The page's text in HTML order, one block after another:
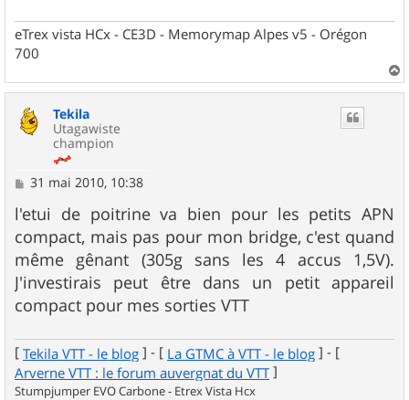
eTrex vista HCx - CE3D - Memorymap Alpes v5 - Orégon
700
a
Tekila
Utagawiste
champion
M
s
s
a
g
e
31 mai 2010, 10:38
l'etui de poitrine va bien pour les petits APN
compact, mais pas pour mon bridge, c'est quand
même gênant (305g sans les 4 accus 1,5V).
J'investirais peut être dans un petit appareil
compact pour mes sorties VTT
[ Tekila VTT - le blog ] - [ La GTMC à VTT - le blog ] - [
Arverne VTT : le forum auvergnat du VTT ]
Stumpjumper EVO Carbone - Etrex Vista Hcx